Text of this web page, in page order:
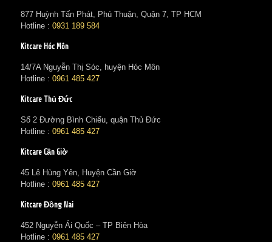
877 Huỳnh Tấn Phát, Phú Thuận, Quận 7, TP HCM
Hotline : 0931 189 584
Kitcare Hóc Môn
14/7A Nguyễn Thị Sóc, huyện Hóc Môn
Hotline : 0961 485 427
Kitcare Thủ Đức
Số 2 Đường Bình Chiểu, quận Thủ Đức
Hotline : 0961 485 427
Kitcare Cần Giờ
45 Lê Hùng Yên, Huyện Cần Giờ
Hotline : 0961 485 427
Kitcare Đồng Nai
452 Nguyễn Ái Quốc – TP Biên Hòa
Hotline : 0961 485 427